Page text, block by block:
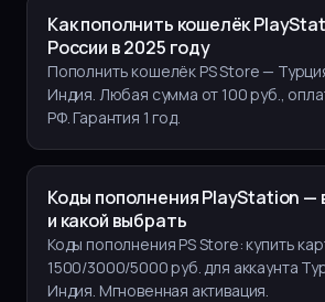
Как пополнить кошелёк
России в 2025 году
Пополнить кошелёк PS Store —
Индия. Любая сумма от 100 руб.,
РФ. Гарантия 1 год.
Коды пополнения PlayStation —
и какой выбрать
Коды пополнения PS Store: купить
1500/3000/5000 руб. для аккаунта
Индия. Мгновенная активация.